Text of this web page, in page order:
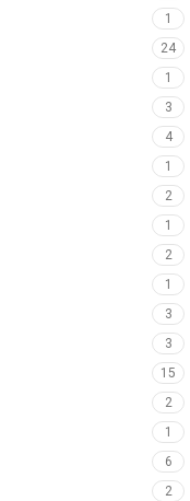
1
24
1
3
4
1
2
1
2
1
3
3
15
2
1
6
2